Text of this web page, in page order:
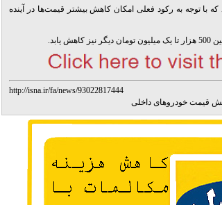
که با توجه به رکود فعلی امکان کاهش بیشتر قیمت‌ها در آینده
http://isna.ir/fa/news/93022817444
قیمت خودروهای داخلی